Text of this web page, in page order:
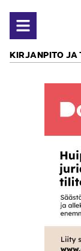
Avaa valikko
KIRJANPITO JA